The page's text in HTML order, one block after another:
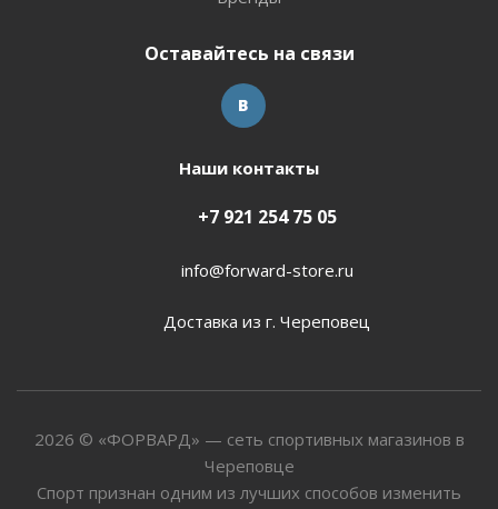
Оставайтесь на связи
Наши контакты
+7 921 254 75 05
info@forward-store.ru
Доставка из г. Череповец
2026 © «ФОРВАРД» — сеть спортивных магазинов в
Череповце
Спорт признан одним из лучших способов изменить